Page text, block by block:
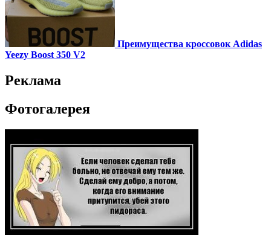
Преимущества кроссовок Adidas
Yeezy Boost 350 V2
Реклама
Фотогалерея